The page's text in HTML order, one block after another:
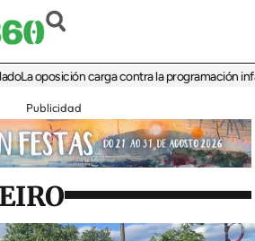
carga contra la programación infantil
Publicidad